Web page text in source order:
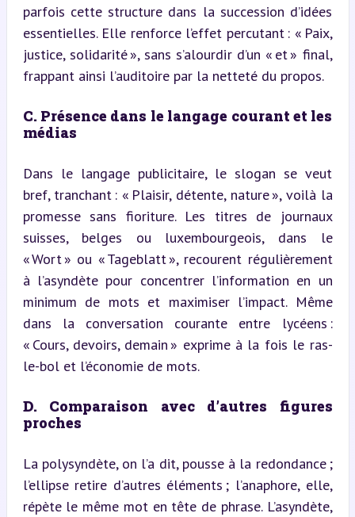
parfois cette structure dans la succession d’idées
essentielles. Elle renforce l’effet percutant : « Paix,
justice, solidarité », sans s’alourdir d’un « et » final,
frappant ainsi l’auditoire par la netteté du propos.
C. Présence dans le langage courant et les
médias
Dans le langage publicitaire, le slogan se veut
bref, tranchant : « Plaisir, détente, nature », voilà la
promesse sans fioriture. Les titres de journaux
suisses, belges ou luxembourgeois, dans le
« Wort » ou « Tageblatt », recourent régulièrement
à l’asyndète pour concentrer l’information en un
minimum de mots et maximiser l’impact. Même
dans la conversation courante entre lycéens :
« Cours, devoirs, demain » exprime à la fois le ras-
le-bol et l’économie de mots.
D. Comparaison avec d’autres figures
proches
La polysyndète, on l’a dit, pousse à la redondance ;
l’ellipse retire d’autres éléments ; l’anaphore, elle,
répète le même mot en tête de phrase. L’asyndète,